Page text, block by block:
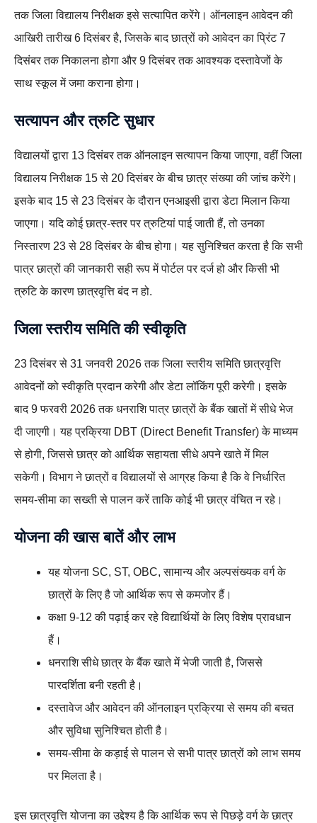
तक जिला विद्यालय निरीक्षक इसे सत्यापित करेंगे। ऑनलाइन आवेदन की
आखिरी तारीख 6 दिसंबर है, जिसके बाद छात्रों को आवेदन का प्रिंट 7
दिसंबर तक निकालना होगा और 9 दिसंबर तक आवश्यक दस्तावेजों के
साथ स्कूल में जमा कराना होगा।
सत्यापन और त्रुटि सुधार
विद्यालयों द्वारा 13 दिसंबर तक ऑनलाइन सत्यापन किया जाएगा, वहीं जिला
विद्यालय निरीक्षक 15 से 20 दिसंबर के बीच छात्र संख्या की जांच करेंगे।
इसके बाद 15 से 23 दिसंबर के दौरान एनआइसी द्वारा डेटा मिलान किया
जाएगा। यदि कोई छात्र-स्तर पर त्रुटियां पाई जाती हैं, तो उनका
निस्तारण 23 से 28 दिसंबर के बीच होगा। यह सुनिश्चित करता है कि सभी
पात्र छात्रों की जानकारी सही रूप में पोर्टल पर दर्ज हो और किसी भी
त्रुटि के कारण छात्रवृत्ति बंद न हो.
जिला स्तरीय समिति की स्वीकृति
23 दिसंबर से 31 जनवरी 2026 तक जिला स्तरीय समिति छात्रवृत्ति
आवेदनों को स्वीकृति प्रदान करेगी और डेटा लॉकिंग पूरी करेगी। इसके
बाद 9 फरवरी 2026 तक धनराशि पात्र छात्रों के बैंक खातों में सीधे भेज
दी जाएगी। यह प्रक्रिया DBT (Direct Benefit Transfer) के माध्यम
से होगी, जिससे छात्र को आर्थिक सहायता सीधे अपने खाते में मिल
सकेगी। विभाग ने छात्रों व विद्यालयों से आग्रह किया है कि वे निर्धारित
समय-सीमा का सख्ती से पालन करें ताकि कोई भी छात्र वंचित न रहे।
योजना की खास बातें और लाभ
यह योजना SC, ST, OBC, सामान्य और अल्पसंख्यक वर्ग के
छात्रों के लिए है जो आर्थिक रूप से कमजोर हैं।
कक्षा 9-12 की पढ़ाई कर रहे विद्यार्थियों के लिए विशेष प्रावधान
हैं।
धनराशि सीधे छात्र के बैंक खाते में भेजी जाती है, जिससे
पारदर्शिता बनी रहती है।
दस्तावेज और आवेदन की ऑनलाइन प्रक्रिया से समय की बचत
और सुविधा सुनिश्चित होती है।
समय-सीमा के कड़ाई से पालन से सभी पात्र छात्रों को लाभ समय
पर मिलता है।
इस छात्रवृत्ति योजना का उद्देश्य है कि आर्थिक रूप से पिछड़े वर्ग के छात्र